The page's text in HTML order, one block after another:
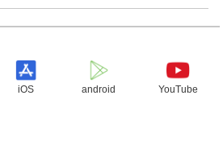
iOS android YouTube